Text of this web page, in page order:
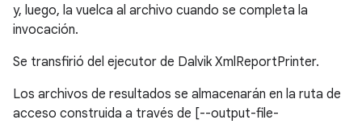
y, luego, la vuelca al archivo cuando se completa la
invocación.
Se transfirió del ejecutor de Dalvik XmlReportPrinter.
Los archivos de resultados se almacenarán en la ruta de
acceso construida a través de [--output-file-